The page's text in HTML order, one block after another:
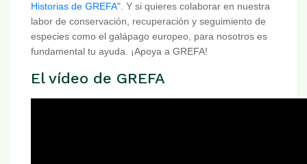
Historias de GREFA". Y si quieres colaborar en nuestra
labor de conservación, recuperación y seguimiento de
especies como el galápago europeo, para nosotros es
fundamental tu ayuda. ¡Apoya a GREFA!
El vídeo de GREFA